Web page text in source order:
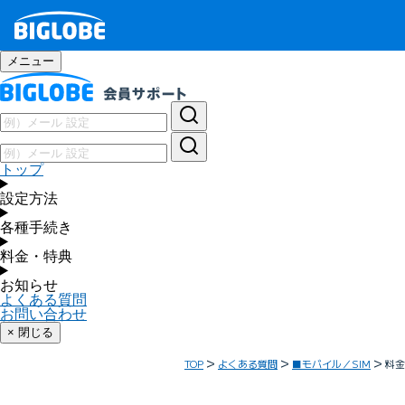
メニュー
トップ
設定方法
各種手続き
料金・特典
お知らせ
よくある質問
お問い合わせ
× 閉じる
TOP よくある質問 ■モバイル／SIM 料